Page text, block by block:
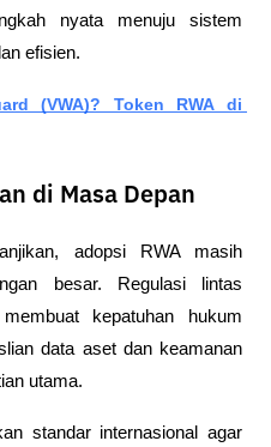
nyata menuju sistem
efisien.
(VWA)? Token RWA di
di Masa Depan
adopsi RWA masih
besar. Regulasi lintas
kepatuhan hukum
data aset dan keamanan
utama.
standar internasional agar